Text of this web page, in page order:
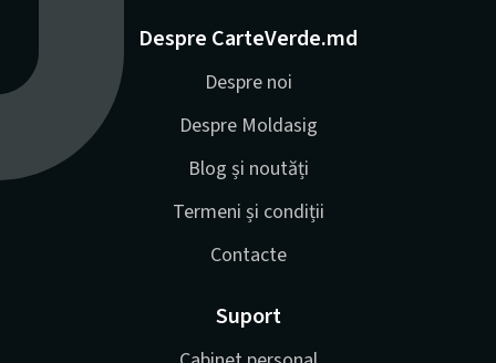
Despre CarteVerde.md
Despre noi
Despre Moldasig
Blog și noutăți
Termeni și condiții
Contacte
Suport